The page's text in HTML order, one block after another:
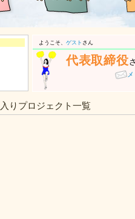
ようこそ、 ゲスト さん
代表取締役
りプロジェクト一覧